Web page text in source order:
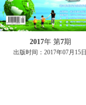
2017年 第7期
出版时间： 2017年07月15日